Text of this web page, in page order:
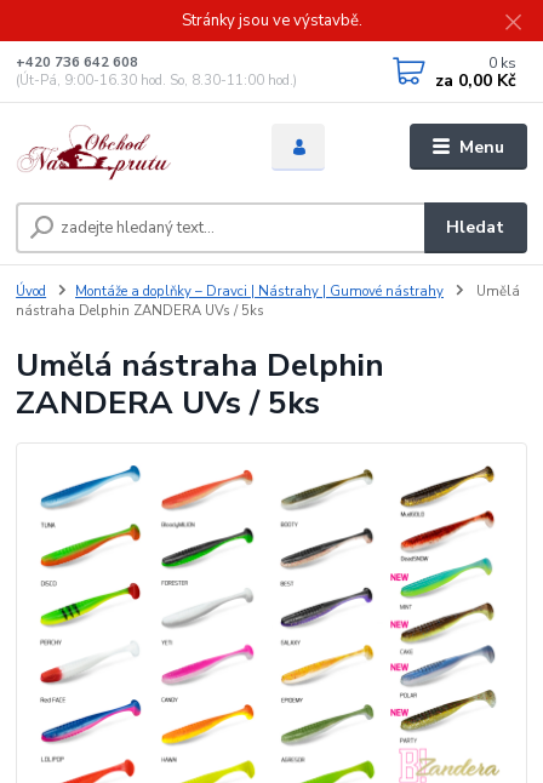
Stránky jsou ve výstavbě.
Menu
Hledat
+420 736 642 608
(Út-Pá, 9:00-16.30 hod. So, 8.30-11:00 hod.)
0 ks
za 0,00 Kč
Úvod Montáže a doplňky – Dravci | Nástrahy | Gumové nástrahy
Umělá
nástraha Delphin ZANDERA UVs / 5ks
Umělá nástraha Delphin
ZANDERA UVs / 5ks